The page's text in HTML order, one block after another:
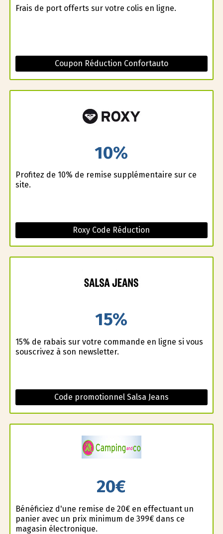
Frais de port offerts sur votre colis en ligne.
Coupon Réduction Confortauto
10%
Profitez de 10% de remise supplémentaire sur ce
site.
Roxy Code Réduction
15%
15% de rabais sur votre commande en ligne si vous
souscrivez à son newsletter.
Code promotionnel Salsa Jeans
20€
Bénéficiez d'une remise de 20€ en effectuant un
panier avec un prix minimum de 399€ dans ce
magasin électronique.